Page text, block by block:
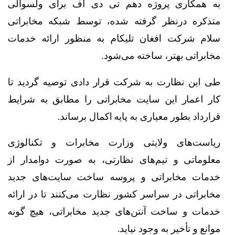
به همکاری پروژه دهم تی دی اف برای ولسوالی
متذکره درنظر گرفته شده، توسط شبکه مخابراتی
سلام شرکت افغان تلیکام به منظور ارائه خدمات
مخابراتی بهتر، ساخته می‌شود.
طی این نظارت به شرکت قرار دادی توصیه گردید تا
کار اعمار این سایت مخابراتی را مطابق به شرایط
قرارداد بطور معیاری به پایه اکمال برساند.
ریاست‌های ولایتی وزارت مخابرات و تکنالوژی
معلوماتی و تیم‌های نظارتی، به صورت دوامدار از
خدمات مخابراتی و پروسه ساخت سایت‌های جدید
مخابراتی در سراسر کشور نظارت می‌کنند تا در ارائه
خدمات و ساخت آنتن‌های جدید مخابراتی، هیچ‌ گونه
موانع و تأخیر به وجود نیاید.